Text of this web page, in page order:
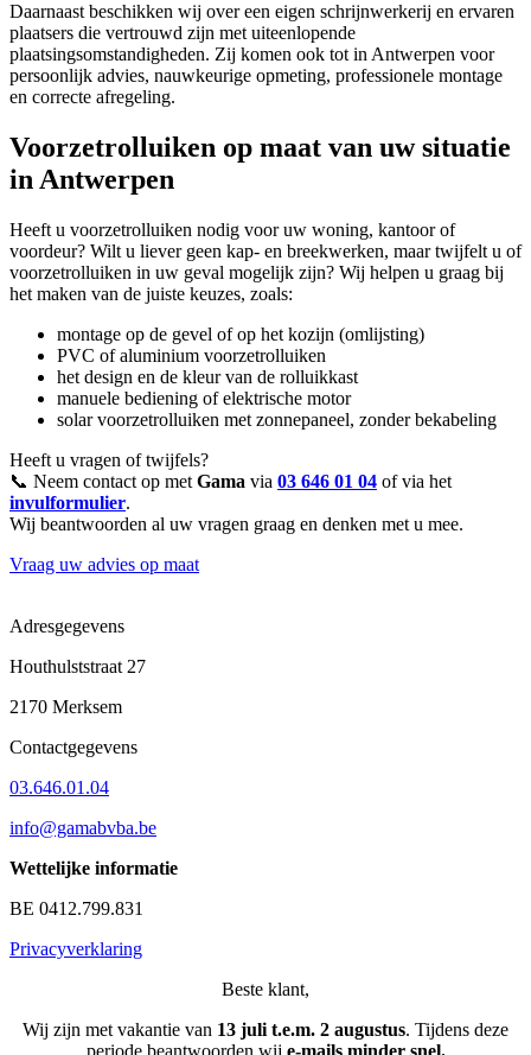
Daarnaast beschikken wij over een eigen schrijnwerkerij en ervaren
plaatsers die vertrouwd zijn met uiteenlopende
plaatsingsomstandigheden. Zij komen ook tot in Antwerpen voor
persoonlijk advies, nauwkeurige opmeting, professionele montage
en correcte afregeling.
Voorzetrolluiken op maat van uw situatie
in Antwerpen
Heeft u voorzetrolluiken nodig voor uw woning, kantoor of
voordeur? Wilt u liever geen kap- en breekwerken, maar twijfelt u of
voorzetrolluiken in uw geval mogelijk zijn? Wij helpen u graag bij
het maken van de juiste keuzes, zoals:
montage op de gevel of op het kozijn (omlijsting)
PVC of aluminium voorzetrolluiken
het design en de kleur van de rolluikkast
manuele bediening of elektrische motor
solar voorzetrolluiken met zonnepaneel, zonder bekabeling
Heeft u vragen of twijfels?
📞 Neem contact op met Gama via 03 646 01 04 of via het
invulformulier.
Wij beantwoorden al uw vragen graag en denken met u mee.
Vraag uw advies op maat
Adresgegevens
Houthulststraat 27
2170 Merksem
Contactgegevens
03.646.01.04
info@gamabvba.be
Wettelijke informatie
BE 0412.799.831
Privacyverklaring
Beste klant,
Wij zijn met vakantie van 13 juli t.e.m. 2 augustus. Tijdens deze